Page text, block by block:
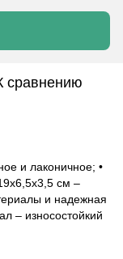
сравнению
и лаконичное; •
см –
и надежная
– износостойкий